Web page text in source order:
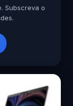
Subscreva o